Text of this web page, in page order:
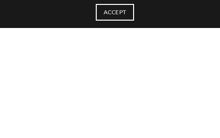
ACCEPT